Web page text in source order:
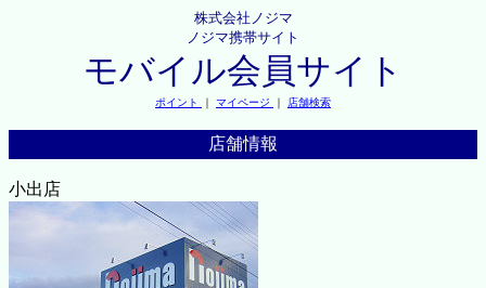
株式会社ノジマ
ノジマ携帯サイト
モバイル会員サイト
ポイント ｜ マイページ ｜ 店舗検索
店舗情報
小出店